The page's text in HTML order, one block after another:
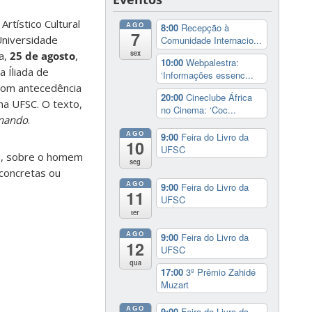
Cultural
25 de agosto,
Íliada de
antecedência
UFSC. O texto,
.
sobre o homem
ou
AGO
7
sex
8:00 Recepção à
Comunidade Internacio...
10:00 Webpalestra:
‘Informações essenc...
20:00 Cineclube África
no Cinema: ‘Coc...
AGO
10
seg
9:00 Feira do Livro da
UFSC
AGO
11
ter
9:00 Feira do Livro da
UFSC
AGO
12
qua
9:00 Feira do Livro da
UFSC
17:00 3º Prêmio Zahidé
Muzart
AGO